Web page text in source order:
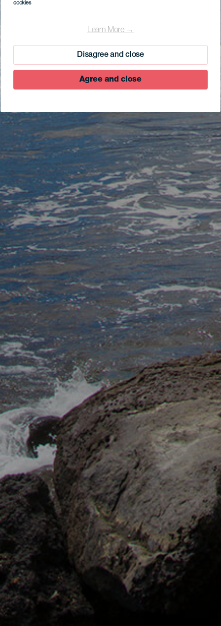
cookies
Learn More →
Disagree and close
Agree and close